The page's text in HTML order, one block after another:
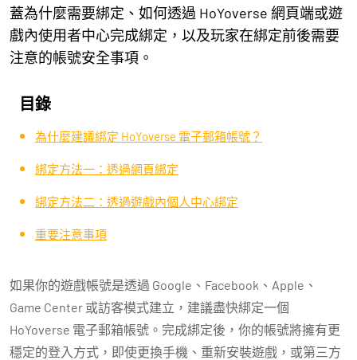
蓋為什麼需要綁定、如何透過 HoYoverse 網頁端或遊
戲內使用者中心完成綁定，以及玩家在綁定前後需要
注意的帳號安全事項。
目錄
為什麼建議綁定 HoYoverse 電子郵箱帳號？
綁定方法一：透過網頁綁定
綁定方法二：透過遊戲內個人中心綁定
重要注意事項
如果你的遊戲帳號是透過 Google、Facebook、Apple、
Game Center 或訪客模式建立，建議盡快綁定一個
HoYoverse 電子郵箱帳號。完成綁定後，你的帳號將擁有更
穩定的登入方式，即使更換手機、重新安裝遊戲，或第三方